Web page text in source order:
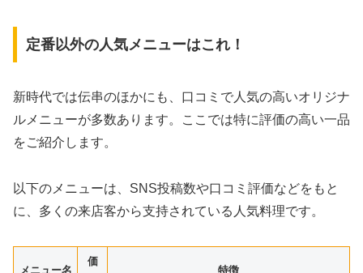
定番以外の人気メニューはこれ！
新時代では伝串のほかにも、口コミで人気の高いオリジナ
ルメニューが多数あります。ここでは特に評価の高い一品
をご紹介します。
以下のメニューは、SNS投稿数や口コミ評価などをもと
に、多くの来店客から支持されている人気料理です。
メニュー名
価
特徴